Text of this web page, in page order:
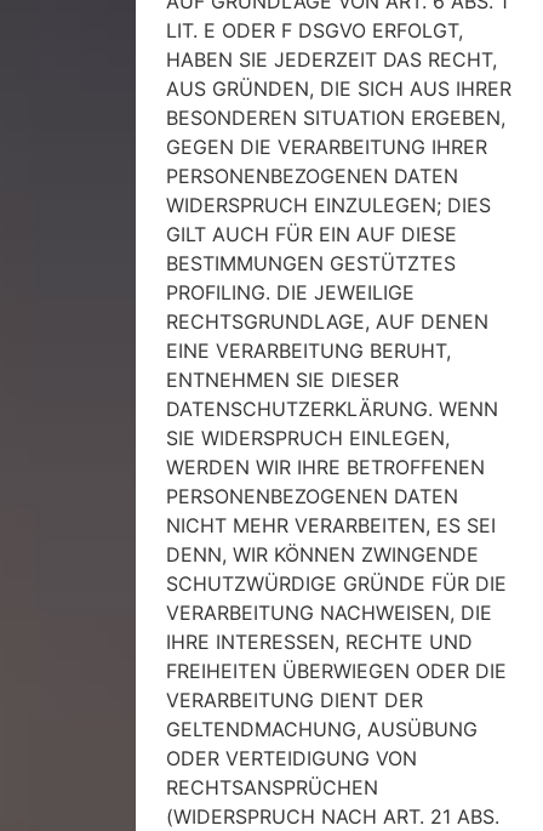
LIT. E ODER F DSGVO ERFOLGT,
HABEN SIE JEDERZEIT DAS RECHT,
AUS GRÜNDEN, DIE SICH AUS IHRER
BESONDEREN SITUATION ERGEBEN,
GEGEN DIE VERARBEITUNG IHRER
PERSONENBEZOGENEN DATEN
WIDERSPRUCH EINZULEGEN; DIES
GILT AUCH FÜR EIN AUF DIESE
BESTIMMUNGEN GESTÜTZTES
PROFILING. DIE JEWEILIGE
RECHTSGRUNDLAGE, AUF DENEN
EINE VERARBEITUNG BERUHT,
ENTNEHMEN SIE DIESER
DATENSCHUTZERKLÄRUNG. WENN
SIE WIDERSPRUCH EINLEGEN,
WERDEN WIR IHRE BETROFFENEN
PERSONENBEZOGENEN DATEN
NICHT MEHR VERARBEITEN, ES SEI
DENN, WIR KÖNNEN ZWINGENDE
SCHUTZWÜRDIGE GRÜNDE FÜR DIE
VERARBEITUNG NACHWEISEN, DIE
IHRE INTERESSEN, RECHTE UND
FREIHEITEN ÜBERWIEGEN ODER DIE
VERARBEITUNG DIENT DER
GELTENDMACHUNG, AUSÜBUNG
ODER VERTEIDIGUNG VON
RECHTSANSPRÜCHEN
(WIDERSPRUCH NACH ART. 21 ABS.